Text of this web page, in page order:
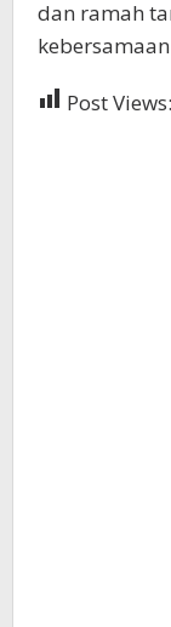
dan ramah
Post Views: